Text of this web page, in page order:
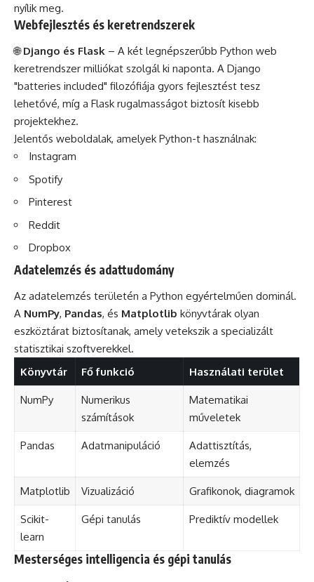
nyílik meg.
Webfejlesztés és keretrendszerek
🌐Django és Flask – A két legnépszerűbb Python web
keretrendszer milliókat szolgál ki naponta. A Django
"batteries included" filozófiája gyors fejlesztést tesz
lehetővé, míg a Flask rugalmasságot biztosít kisebb
projektekhez.
Jelentős weboldalak, amelyek Python-t használnak:
Instagram
Spotify
Pinterest
Reddit
Dropbox
Adatelemzés és adattudomány
Az adatelemzés területén a Python egyértelműen dominál.
A NumPy, Pandas, és Matplotlib könyvtárak olyan
eszköztárat biztosítanak, amely vetekszik a specializált
statisztikai szoftverekkel.
Könyvtár
Fő funkció Használati terület
NumPy
Numerikus
számítások
Matematikai
műveletek
Pandas Adatmanipuláció
Adattisztítás,
elemzés
Matplotlib Vizualizáció Grafikonok, diagramok
Scikit-
learn
Gépi tanulás Prediktív modellek
Mesterséges intelligencia és gépi tanulás